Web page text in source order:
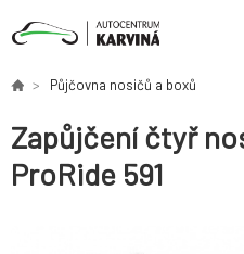
Půjčovna nosičů a boxů
Zapůjčení čtyř
ProRide 591